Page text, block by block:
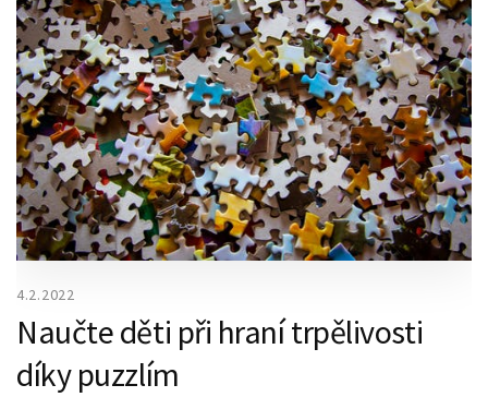
4.2.2022
Naučte děti při hraní trpělivosti
díky puzzlím